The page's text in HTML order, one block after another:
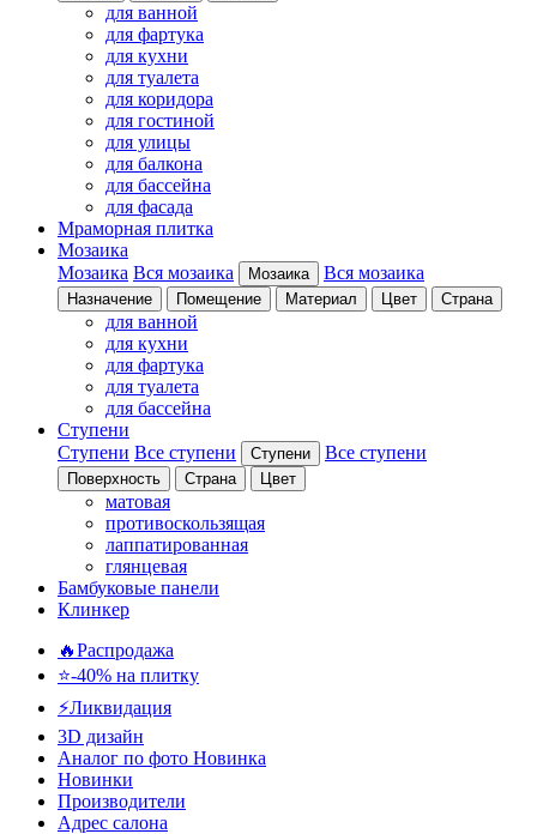
для ванной
для фартука
для кухни
для туалета
для коридора
для гостиной
для улицы
для балкона
для бассейна
для фасада
Мраморная плитка
Мозаика
Мозаика Вся мозаика Мозаика Вся мозаика
Назначение Помещение Материал Цвет Страна
для ванной
для кухни
для фартука
для туалета
для бассейна
Ступени
Ступени Все ступени Ступени Все ступени
Поверхность Страна Цвет
матовая
противоскользящая
лаппатированная
глянцевая
Бамбуковые панели
Клинкер
🔥Распродажа
⭐-40% на плитку
⚡️Ликвидация
3D дизайн
Аналог по фото Новинка
Новинки
Производители
Адрес салона